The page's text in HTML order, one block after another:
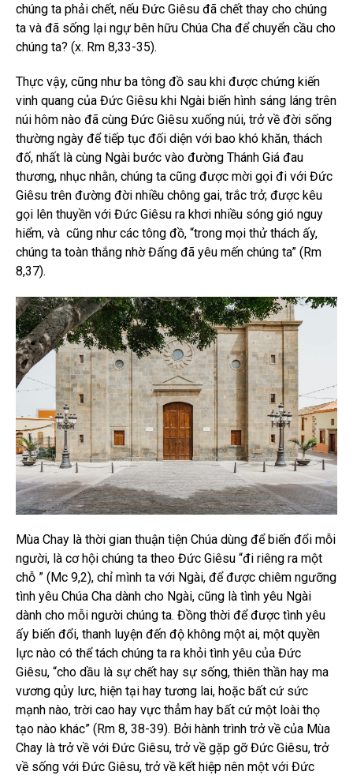
chúng ta phải chết, nếu Đức Giêsu đã chết thay cho chúng
ta và đã sống lại ngự bên hữu Chúa Cha để chuyển cầu cho
chúng ta? (x. Rm 8,33-35).
Thực vậy, cũng như ba tông đồ sau khi được chứng kiến
vinh quang của Đức Giêsu khi Ngài biến hình sáng láng trên
núi hôm nào đã cùng Đức Giêsu xuống núi, trở về đời sống
thường ngày để tiếp tục đối diện với bao khó khăn, thách
đố, nhất là cùng Ngài bước vào đường Thánh Giá đau
thương, nhục nhằn, chúng ta cũng được mời gọi đi với Đức
Giêsu trên đường đời nhiều chông gai, trắc trở; được kêu
gọi lên thuyền với Đức Giêsu ra khơi nhiều sóng gió nguy
hiểm, và cũng như các tông đồ, “trong mọi thử thách ấy,
chúng ta toàn thắng nhờ Đấng đã yêu mến chúng ta” (Rm
8,37).
Mùa Chay là thời gian thuận tiện Chúa dùng để biến đổi mỗi
người, là cơ hội chúng ta theo Đức Giêsu “đi riêng ra một
chỗ ” (Mc 9,2), chỉ mình ta với Ngài, để được chiêm ngưỡng
tình yêu Chúa Cha dành cho Ngài, cũng là tình yêu Ngài
dành cho mỗi người chúng ta. Đồng thời để được tình yêu
ấy biến đổi, thanh luyện đến độ không một ai, một quyền
lực nào có thể tách chúng ta ra khỏi tình yêu của Đức
Giêsu, “cho dầu là sự chết hay sự sống, thiên thần hay ma
vương qủy lưc, hiện tại hay tương lai, hoặc bất cứ sức
mạnh nào, trời cao hay vực thẳm hay bất cứ một loài thọ
tạo nào khác” (Rm 8, 38-39). Bởi hành trình trở về của Mùa
Chay là trở về với Đức Giêsu, trở về gặp gỡ Đức Giêsu, trở
về sống với Đức Giêsu, trở về kết hiệp nên một với Đức